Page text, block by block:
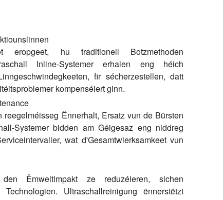
eropgeet, hu traditionell Botzmethoden
Inline-Systemer erhalen eng héich
fir sécherzestellen, datt
kompenséiert ginn.
reegelméisseg Ënnerhalt, Ersatz vun de Bürsten
Systemer bidden am Géigesaz eng niddreg
wat d'Gesamtwierksamkeet vun
Ëmweltimpakt ze reduzéieren, sichen
Ultraschallreinigung ënnerstëtzt